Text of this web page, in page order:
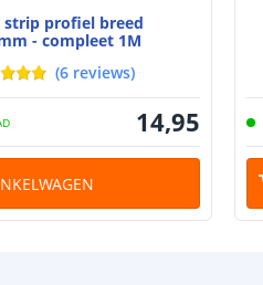
Aansluiting begin
Aansluiting einde
strip profiel breed
- compleet 1M
(6 reviews)
14,95